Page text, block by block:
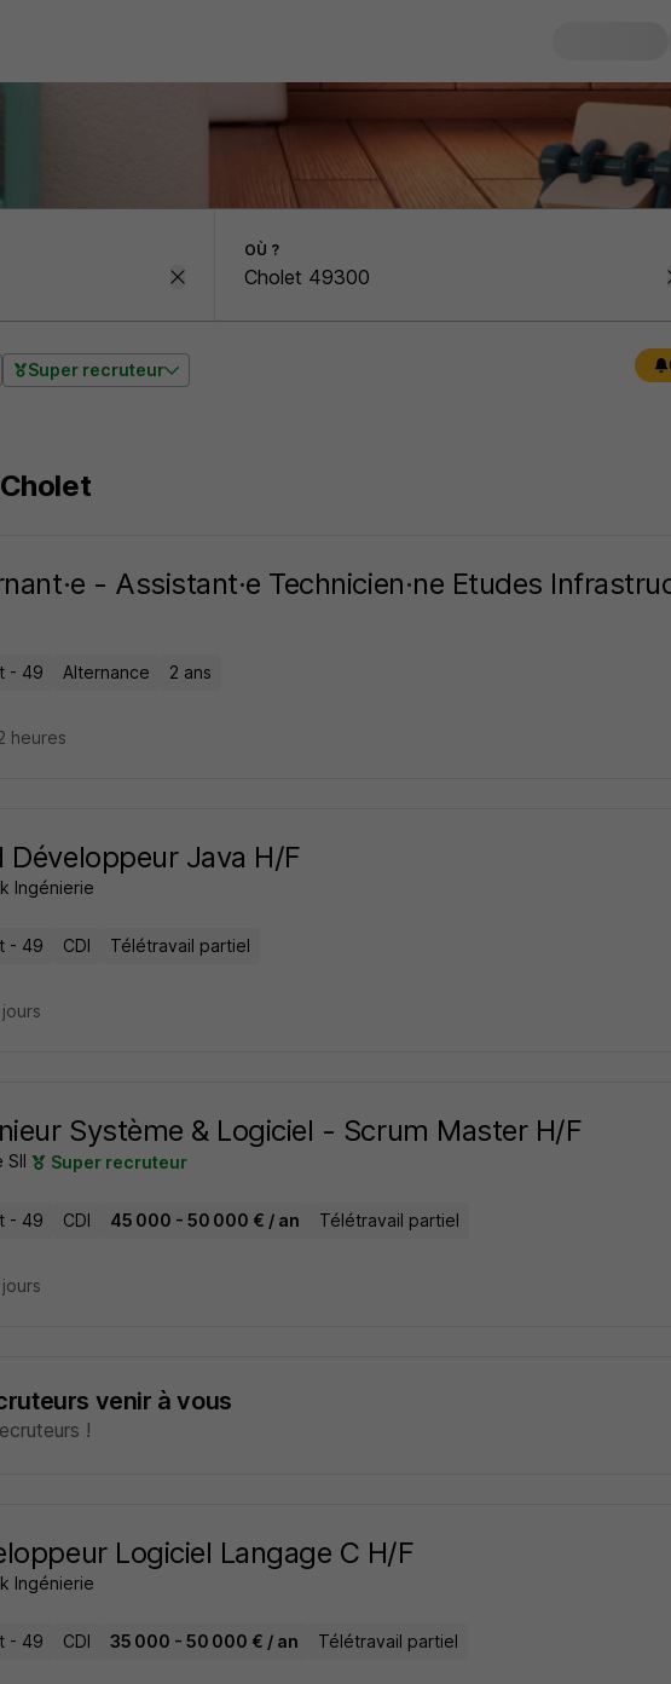
OÙ ?
Super recruteur
- Assistant·e Technicien·ne Etudes
- 49 Alternance 2 ans
heures
Développeur Java H/F
Ingénierie
- 49 CDI Télétravail partiel
Système & Logiciel - Scrum Master H/F
SII Super recruteur
- 49 CDI 45 000 - 50 000 € / an Télétravail partiel
venir à vous
!
Logiciel Langage C H/F
Ingénierie
- 49 CDI 35 000 - 50 000 € / an Télétravail partiel